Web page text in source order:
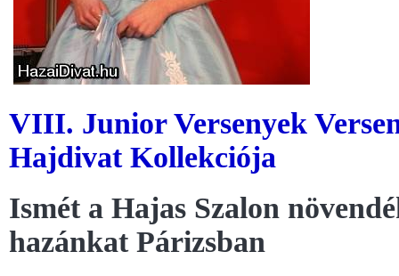
VIII. Junior Versenyek
Hajdivat Kollekciója
Ismét a Hajas Szalon
hazánkat Párizsban